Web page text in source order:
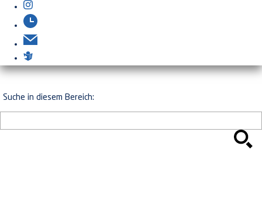
Suche in diesem Bereich: